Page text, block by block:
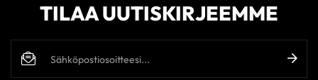
TILAA UUTISKIRJEEMME